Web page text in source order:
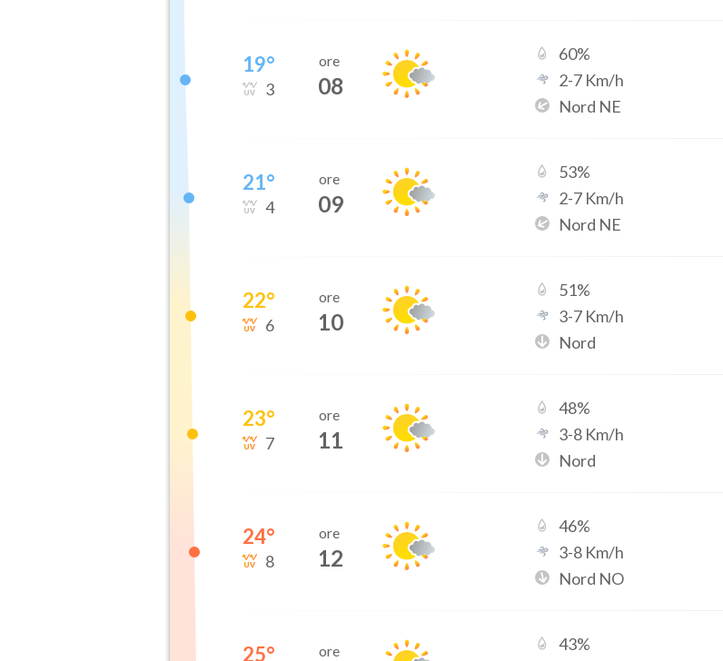
19°
3
ore
08
60%
2-7 Km/h
Nord NE
21°
4
ore
09
53%
2-7 Km/h
Nord NE
22°
6
ore
10
51%
3-7 Km/h
Nord
23°
7
ore
11
48%
3-8 Km/h
Nord
24°
8
ore
12
46%
3-8 Km/h
Nord NO
25° ore 43%